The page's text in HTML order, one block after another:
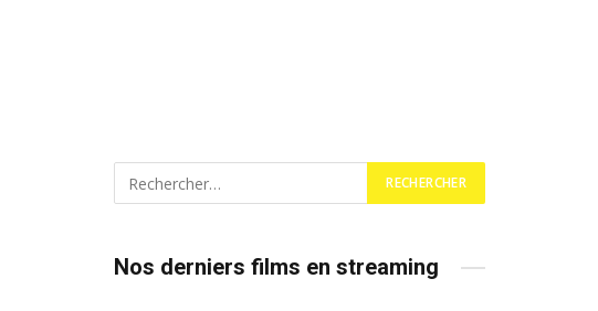
Nos derniers films en streaming